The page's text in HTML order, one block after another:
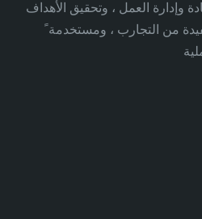
وإدارة العمل ، وتحقيق الأهداف
من التجارب ، ومستخدمة